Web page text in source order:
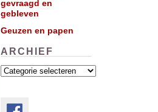
gevraagd en
gebleven
Geuzen en papen
ARCHIEF
Archief